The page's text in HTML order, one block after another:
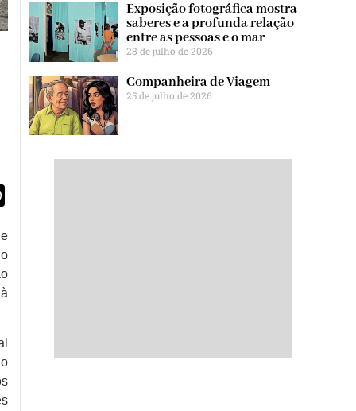
Exposição fotográfica mostra
saberes e a profunda relação
entre as pessoas e o mar
28 de julho de 2026
Companheira de Viagem
25 de julho de 2026